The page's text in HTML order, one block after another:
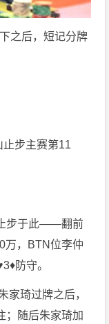
之后，短记分牌
步主赛第11
步于此——翻前
万，BTN位李仲
防守。
家琦过牌之后，
；随后朱家琦加